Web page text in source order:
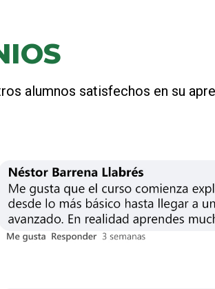
alumnos satisfechos en su